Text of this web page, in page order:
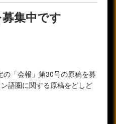
集中です
「会報」第30号の原稿を募
語圏に関する原稿をどしど